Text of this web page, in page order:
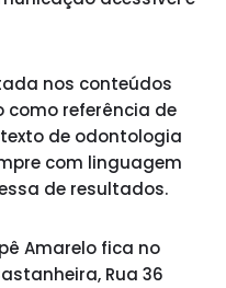
nos conteúdos
como referência de
de odontologia
com linguagem
de resultados.
Amarelo fica no
Rua 36